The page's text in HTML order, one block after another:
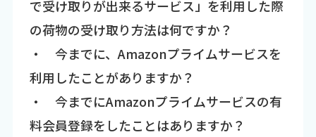
で受け取りが出来るサービス」を利用した際
の荷物の受け取り方法は何ですか？
・ 今までに、Amazonプライムサービスを
利用したことがありますか？
・ 今までにAmazonプライムサービスの有
料会員登録をしたことはありますか？